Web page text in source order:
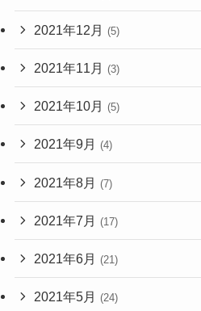
2021年12月 (5)
2021年11月 (3)
2021年10月 (5)
2021年9月 (4)
2021年8月 (7)
2021年7月 (17)
2021年6月 (21)
2021年5月 (24)